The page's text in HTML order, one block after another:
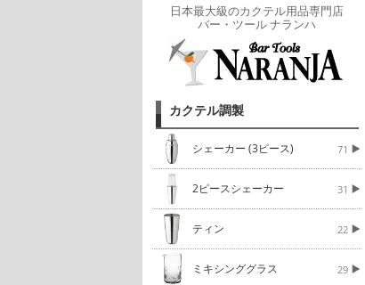
日本最大級のカクテル用品専門店
バー・ツール ナランハ
カクテル調製
シェーカー (3ピース) 71
2ピースシェーカー 31
ティン 22
ミキシンググラス 29